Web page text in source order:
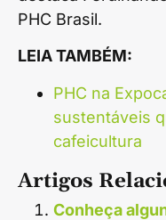
PHC Brasil.
LEIA TAMBÉM:
PHC na
sustentáveis
cafeicultura
Artigos
Conheça